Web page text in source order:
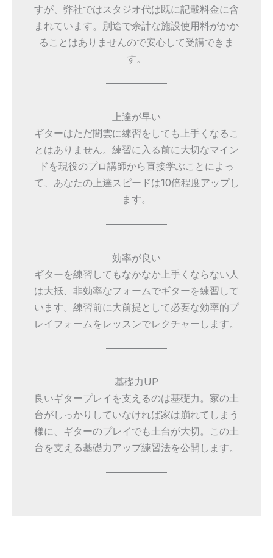
すが、弊社ではスタジオ代は既に記載料金に含
まれています。別途で余計な施設使用料がかか
ることはありませんので安心して受講できま
す。
上達が早い
ギターはただ闇雲に練習をしても上手くなるこ
とはありません。練習に入る前に大切なマイン
ドを現役のプロ講師から直接学ぶことによっ
て、あなたの上達スピードは10倍程度アップし
ます。
効率が良い
ギターを練習してもなかなか上手くならない人
は大抵、非効率なフォームでギターを練習して
います。練習前に大前提として必要な効率的プ
レイフォームをレッスンでレクチャーします。
基礎力UP
良いギタープレイを支えるのは基礎力。家の土
台がしっかりしていなければ家は崩れてしまう
様に、ギターのプレイでも土台が大切。この土
台を支える基礎力アップ練習法を公開します。